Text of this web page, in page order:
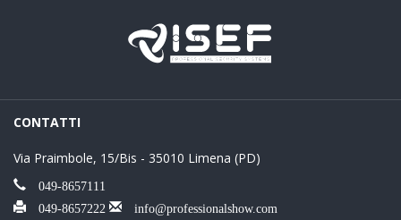
CONTATTI
Via Praimbole, 15/Bis - 35010 Limena (PD)
049-8657111
049-8657222
info@professionalshow.com